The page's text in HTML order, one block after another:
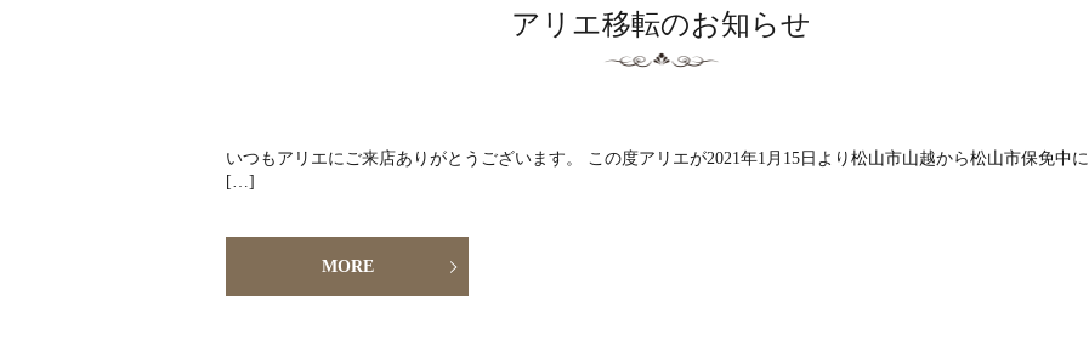
アリエ移転のお知らせ
いつもアリエにご来店ありがとうございます。 この度アリエが2021年1月15日より松山市山越から松山市保免中に
[…]
MORE